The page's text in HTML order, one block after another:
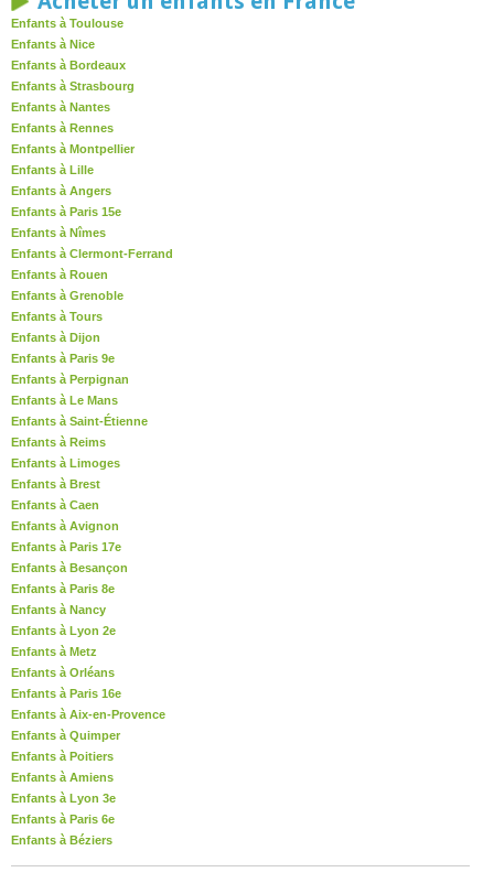
Enfants à Toulouse
Enfants à Nice
Enfants à Bordeaux
Enfants à Strasbourg
Enfants à Nantes
Enfants à Rennes
Enfants à Montpellier
Enfants à Lille
Enfants à Angers
Enfants à Paris 15e
Enfants à Nîmes
Enfants à Clermont-Ferrand
Enfants à Rouen
Enfants à Grenoble
Enfants à Tours
Enfants à Dijon
Enfants à Paris 9e
Enfants à Perpignan
Enfants à Le Mans
Enfants à Saint-Étienne
Enfants à Reims
Enfants à Limoges
Enfants à Brest
Enfants à Caen
Enfants à Avignon
Enfants à Paris 17e
Enfants à Besançon
Enfants à Paris 8e
Enfants à Nancy
Enfants à Lyon 2e
Enfants à Metz
Enfants à Orléans
Enfants à Paris 16e
Enfants à Aix-en-Provence
Enfants à Quimper
Enfants à Poitiers
Enfants à Amiens
Enfants à Lyon 3e
Enfants à Paris 6e
Enfants à Béziers